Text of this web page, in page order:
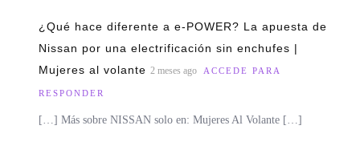
¿Qué hace diferente a e-POWER? La apuesta de
Nissan por una electrificación sin enchufes |
Mujeres al volante 2 meses ago ACCEDE PARA
RESPONDER
[…] Más sobre NISSAN solo en: Mujeres Al Volante […]